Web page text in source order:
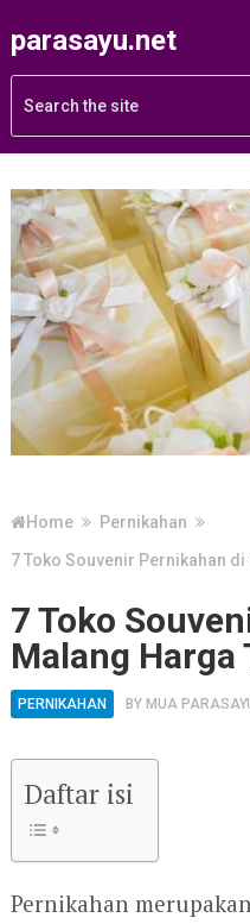
parasayu.net
Home
Pernikahan
7 Toko Souvenir Pernikahan
7 Toko
Malang Harga
PERNIKAHAN BY MUA
Daftar isi
Pernikahan